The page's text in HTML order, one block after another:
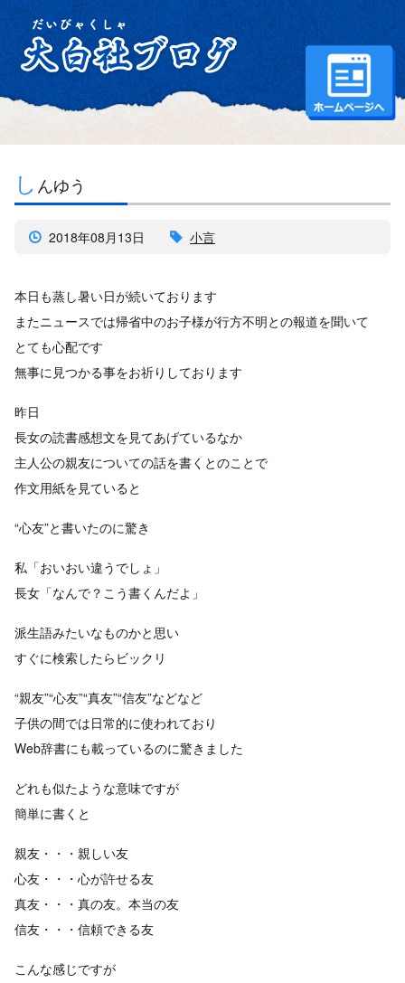
し んゆう
2018年08月13日 小言
本日も蒸し暑い日が続いております
またニュースでは帰省中のお子様が行方不明との報道を聞いて
とても心配です
無事に見つかる事をお祈りしております
昨日
長女の読書感想文を見てあげているなか
主人公の親友についての話を書くとのことで
作文用紙を見ていると
“心友”と書いたのに驚き
私「おいおい違うでしょ」
長女「なんで？こう書くんだよ」
派生語みたいなものかと思い
すぐに検索したらビックリ
“親友”“心友”“真友”“信友”などなど
子供の間では日常的に使われており
Web辞書にも載っているのに驚きました
どれも似たような意味ですが
簡単に書くと
親友・・・親しい友
心友・・・心が許せる友
真友・・・真の友。本当の友
信友・・・信頼できる友
こんな感じですが